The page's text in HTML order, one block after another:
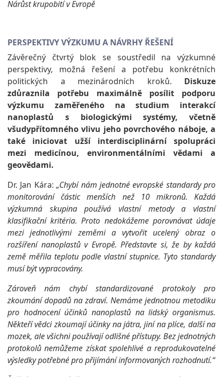
Nárůst krupobití v Evropě
PERSPEKTIVY VÝZKUMU A NÁVRHY ŘEŠENÍ
Závěrečný čtvrtý blok se soustředil na výzkumné
perspektivy, možná řešení a potřebu konkrétních
politických a mezinárodních kroků. Diskuze
zdůraznila potřebu maximálně posílit podporu
výzkumu zaměřeného na studium interakcí
nanoplastů s biologickými systémy, včetně
všudypřítomného vlivu jeho povrchového náboje, a
také iniciovat užší interdisciplinární spolupráci
mezi medicínou, environmentálními vědami a
geovědami.
Dr. Jan Kára:„Chybí nám jednotné evropské standardy pro
monitorování částic menších než 10 mikronů. Každá
výzkumná skupina používá vlastní metody a vlastní
klasifikační kritéria. Proto nedokážeme porovnávat údaje
mezi jednotlivými zeměmi a vytvořit ucelený obraz o
rozšíření nanoplastů v Evropě. Představte si, že by každá
země měřila teplotu podle vlastní stupnice. Tyto standardy
musí být vypracovány.
Zároveň nám chybí standardizované protokoly pro
zkoumání dopadů na zdraví. Nemáme jednotnou metodiku
pro hodnocení účinků nanoplastů na lidský organismus.
Někteří vědci zkoumají účinky na játra, jiní na plíce, další na
mozek, ale všichni používají odlišné přístupy. Bez jednotných
protokolů nemůžeme získat spolehlivé a reprodukovatelné
výsledky potřebné pro přijímání informovaných rozhodnutí.“